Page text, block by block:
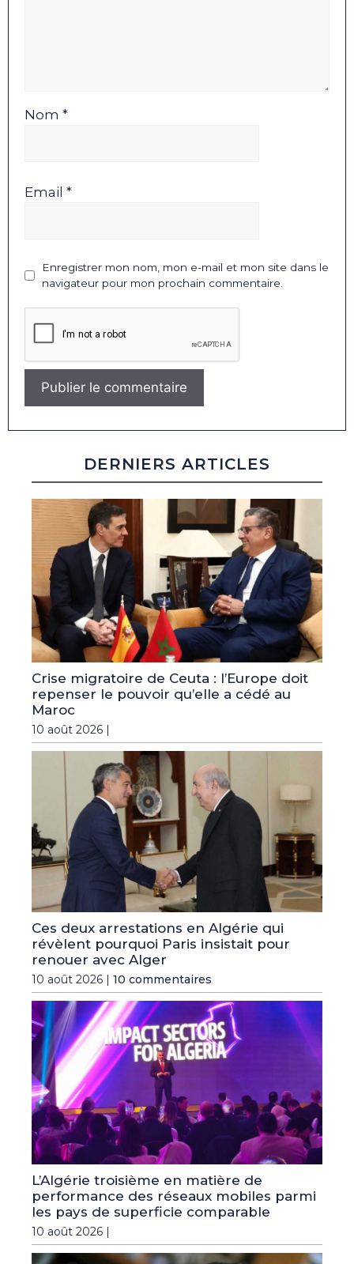
Nom *
Email *
Enregistrer mon nom, mon e-mail et mon site dans le
navigateur pour mon prochain commentaire.
DERNIERS ARTICLES
Crise migratoire de Ceuta : l’Europe doit
repenser le pouvoir qu’elle a cédé au
Maroc
10 août 2026 |
Ces deux arrestations en Algérie qui
révèlent pourquoi Paris insistait pour
renouer avec Alger
10 août 2026 | 10 commentaires
L’Algérie troisième en matière de
performance des réseaux mobiles parmi
les pays de superficie comparable
10 août 2026 |